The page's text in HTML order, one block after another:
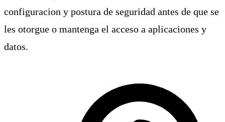
configuracion y postura de seguridad antes de que se
les otorgue o mantenga el acceso a aplicaciones y
datos.